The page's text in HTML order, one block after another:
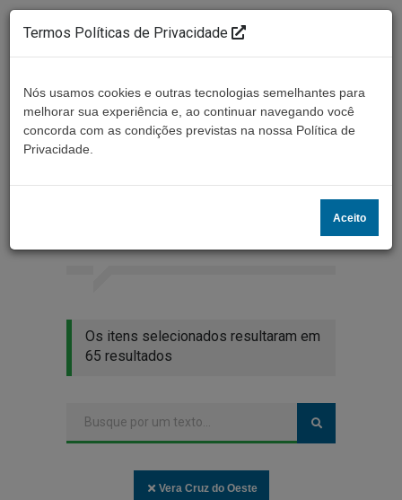
Resultados da busca
Buscar
Os itens selecionados resultaram em
65 resultados
Vera Cruz do Oeste
Termos Políticas de Privacidade
Nós usamos cookies e outras tecnologias semelhantes para
melhorar sua experiência e, ao continuar navegando você
concorda com as condições previstas na nossa Política de
Privacidade.
Aceito